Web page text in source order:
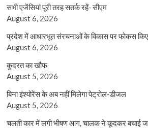
सभी एजेंसियां पूरी तरह सतर्क रहें- सीएम
August 6, 2026
प्रदेश में आधारभूत संरचनाओं के विकास पर फोकस किए
August 6, 2026
कुदरत का खौफ
August 5, 2026
बिना इंश्योरेंस के अब नहीं मिलेगा पेट्रोल-डीजल
August 5, 2026
चलती कार में लगी भीषण आग, चालक ने कूदकर बचाई